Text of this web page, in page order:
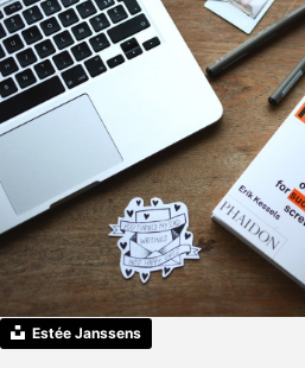
Estée Janssens